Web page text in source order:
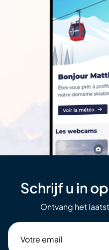
Schrijf u in
Ontvang het
email